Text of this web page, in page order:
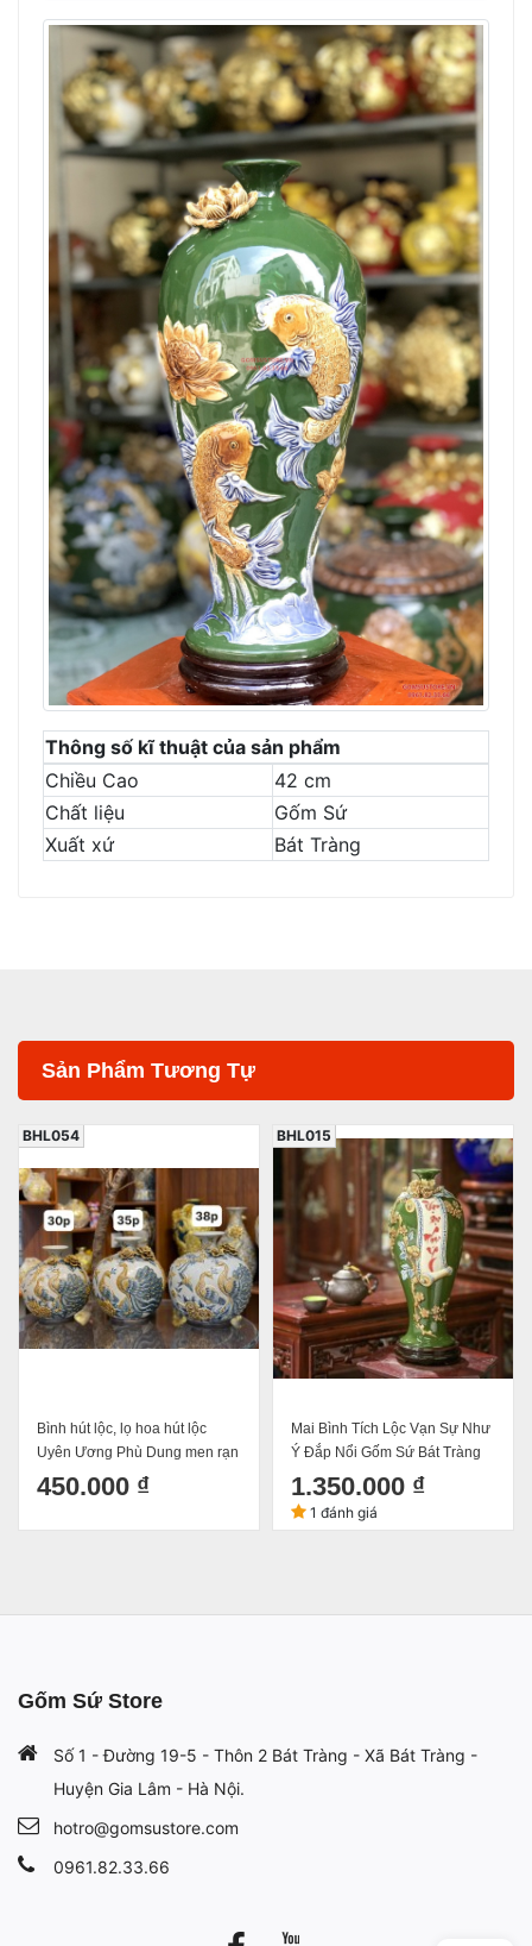
Thông số kĩ thuật của sản phẩm
Chiều Cao
42 cm
Chất liệu
Gốm Sứ
Xuất xứ
Bát Tràng
Sản Phẩm Tương Tự
Mai Bình Tích Lộc Vạn Sự Như
Ý Đắp Nổi Gốm Sứ Bát Tràng
Cao 42cm
1.350.000 ₫
BHL015
Bình hút lộc, lọ hoa hút lộc
Thuận Buồm Xuôi Gió men
Đắp Nổi gốm sứ Bát Tràng (
tặng chân đế)
450.000 ₫
BHL053
Gốm Sứ Store
Số 1 - Đường 19-5 - Thôn 2 Bát Tràng - Xã Bát Tràng -
Huyện Gia Lâm - Hà Nội.
hotro@gomsustore.com
0961.82.33.66